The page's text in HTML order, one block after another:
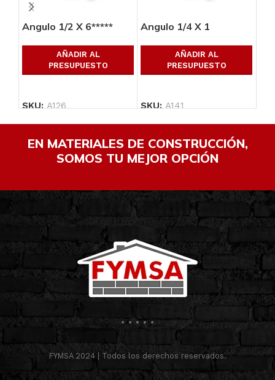
Angulo 1/2 X 6*****
AÑADIR AL
PRESUPUESTO
SKU:A126
Angulo 1/4 X 1
AÑADIR AL
PRESUPUESTO
SKU:A141
EN MATERIALES DE CONSTRUCCIÓN,
SOMOS TU MEJOR OPCIÓN
FYMSA 2024 | Todos los derechos reservados.